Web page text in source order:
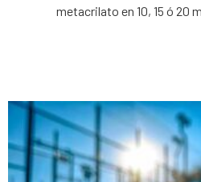
metacrilato en 10, 15 ó 20